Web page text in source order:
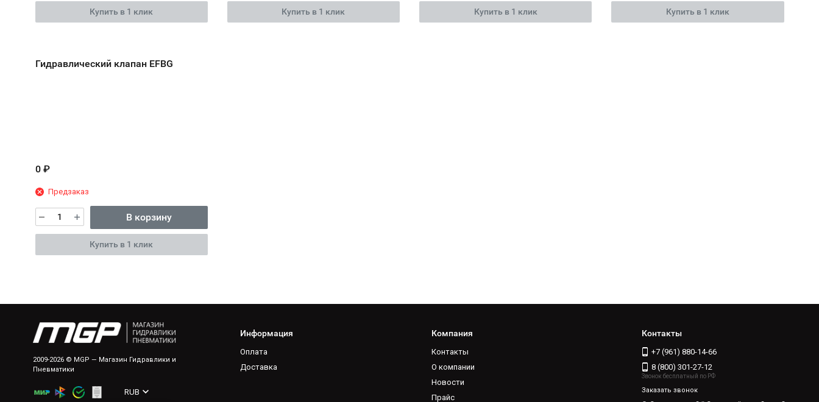
Купить в 1 клик Купить в 1 клик Купить в 1 клик Купить в 1 клик
Гидравлический клапан EFBG
0 ₽
Предзаказ
В корзину
Купить в 1 клик
2009-2026 © MGP — Магазин Гидравлики и
Пневматики
RUB
Информация
Оплата
Доставка
Компания
Контакты
О компании
Новости
Прайс
Контакты
+7 (961) 880-14-66
8 (800) 301-27-12
Звонок бесплатный по РФ
Заказать звонок